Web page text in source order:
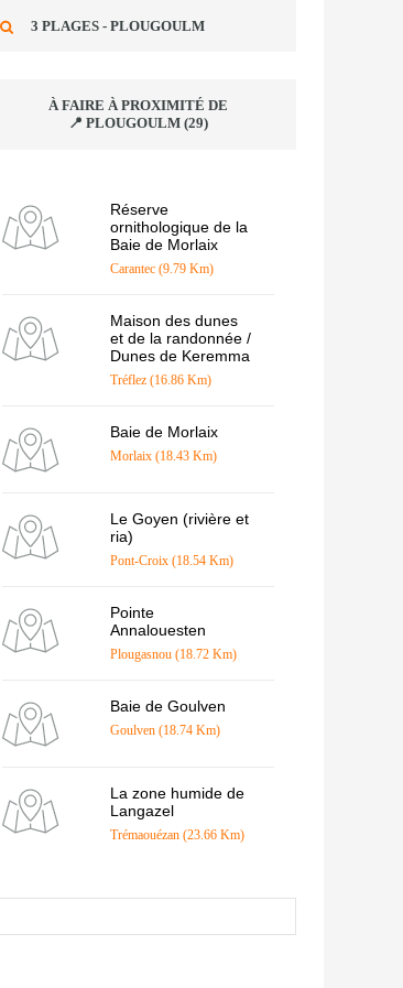
3 PLAGES - PLOUGOULM
À FAIRE À PROXIMITÉ DE
📍 PLOUGOULM (29)
Réserve
ornithologique de la
Baie de Morlaix
Carantec (9.79 Km)
Maison des dunes
et de la randonnée /
Dunes de Keremma
Tréflez (16.86 Km)
Baie de Morlaix
Morlaix (18.43 Km)
Le Goyen (rivière et
ria)
Pont-Croix (18.54 Km)
Pointe
Annalouesten
Plougasnou (18.72 Km)
Baie de Goulven
Goulven (18.74 Km)
La zone humide de
Langazel
Trémaouézan (23.66 Km)